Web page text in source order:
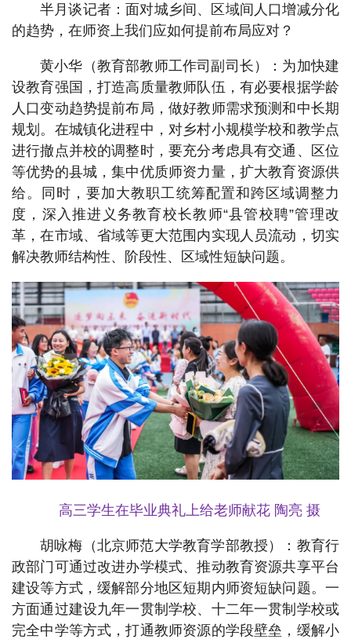
半月谈记者：面对城乡间、区域间人口增减分化
的趋势，在师资上我们应如何提前布局应对？
黄小华（教育部教师工作司副司长）：为加快建
设教育强国，打造高质量教师队伍，有必要根据学龄
人口变动趋势提前布局，做好教师需求预测和中长期
规划。在城镇化进程中，对乡村小规模学校和教学点
进行撤点并校的调整时，要充分考虑具有交通、区位
等优势的县城，集中优质师资力量，扩大教育资源供
给。同时，要加大教职工统筹配置和跨区域调整力
度，深入推进义务教育校长教师“县管校聘”管理改
革，在市域、省域等更大范围内实现人员流动，切实
解决教师结构性、阶段性、区域性短缺问题。
高三学生在毕业典礼上给老师献花 陶亮 摄
胡咏梅（北京师范大学教育学部教授）：教育行
政部门可通过改进办学模式、推动教育资源共享平台
建设等方式，缓解部分地区短期内师资短缺问题。一
方面通过建设九年一贯制学校、十二年一贯制学校或
完全中学等方式，打通教师资源的学段壁垒，缓解小